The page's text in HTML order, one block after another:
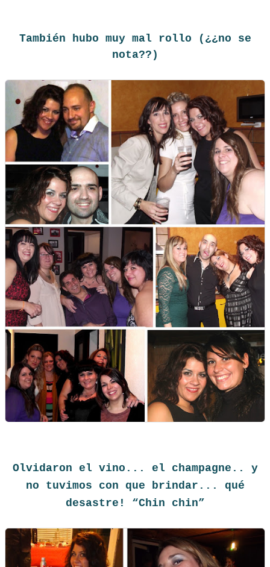
También hubo muy mal rollo (¿¿no se
nota??)
Olvidaron el vino... el champagne.. y
no tuvimos con que brindar... qué
desastre! “Chin chin”